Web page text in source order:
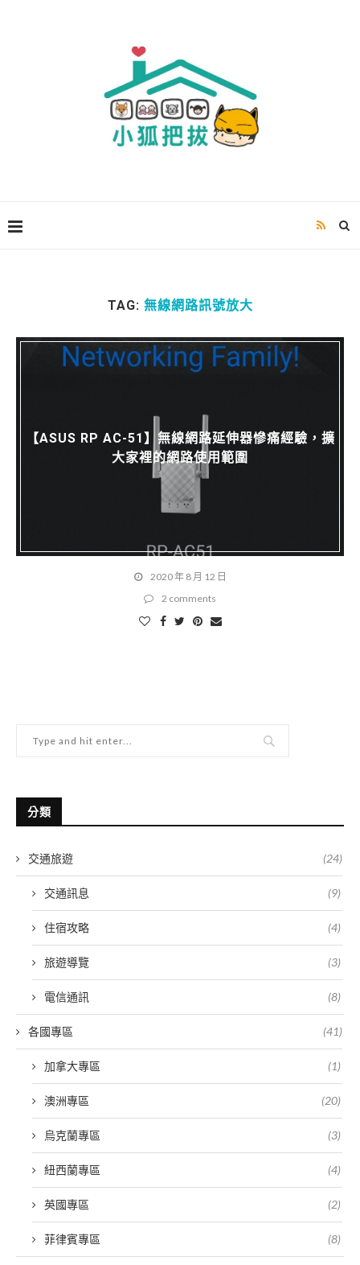
TAG: 無線網路訊號放大
【ASUS RP AC-51】無線網路延伸器慘痛經驗，擴
大家裡的網路使用範圍
2020 年 8 月 12 日
2 comments
分類
交通旅遊 (24)
交通訊息 (9)
住宿攻略 (4)
旅遊導覽 (3)
電信通訊 (8)
各國專區 (41)
加拿大專區 (1)
澳洲專區 (20)
烏克蘭專區 (3)
紐西蘭專區 (4)
英國專區 (2)
菲律賓專區 (8)